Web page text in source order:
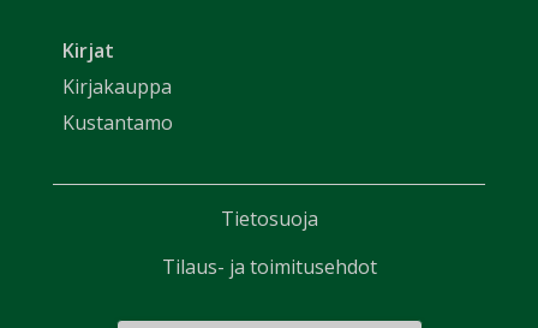
Kirjat
Kirjakauppa
Kustantamo
Tietosuoja
Tilaus- ja toimitusehdot